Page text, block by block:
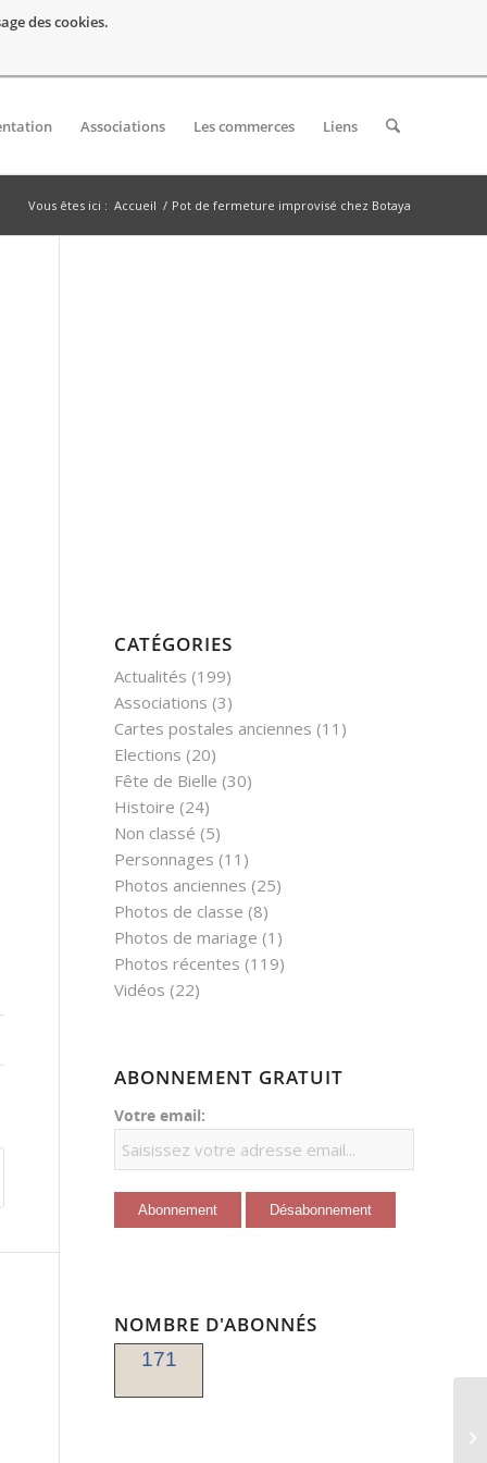
des cookies.
Associations Les commerces Liens
Vous êtes ici : Accueil / Pot de fermeture improvisé chez Botaya
CATÉGORIES
Actualités (199)
Associations (3)
Cartes postales anciennes (11)
Elections (20)
Fête de Bielle (30)
Histoire (24)
Non classé (5)
Personnages (11)
Photos anciennes (25)
Photos de classe (8)
Photos de mariage (1)
Photos récentes (119)
Vidéos (22)
ABONNEMENT GRATUIT
Votre email:
NOMBRE D'ABONNÉS
171